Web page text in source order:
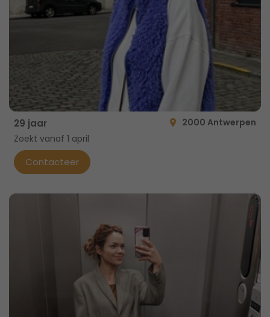
29 jaar
2000 Antwerpen
Zoekt vanaf 1 april
Contacteer